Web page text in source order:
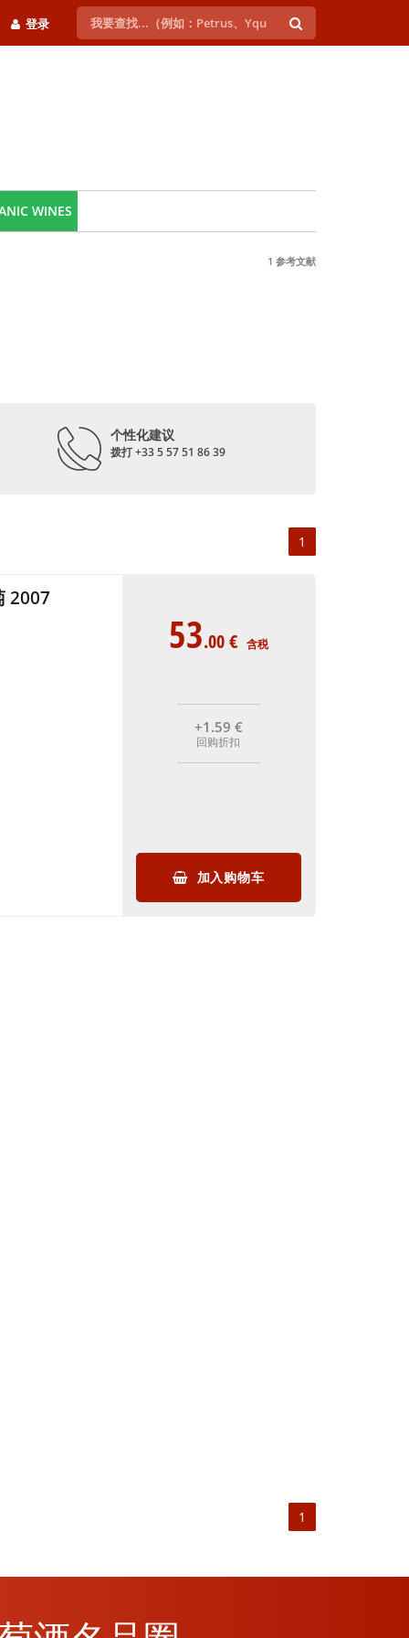
登录
WINES
1 参考文献
个性化建议
拨打 +33 5 57 51 86 39
1
2007
53.00€ 含税
+1 .59 €
回购折扣
加入购物车
1